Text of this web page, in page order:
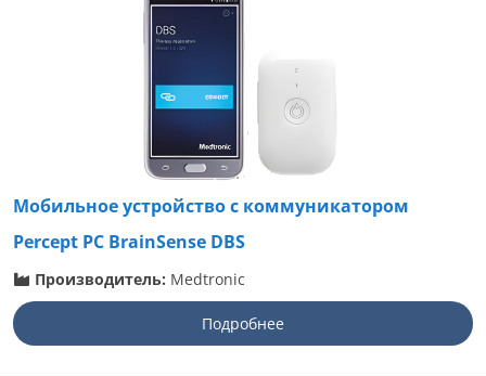
Мобильное устройство с коммуникатором
Percept PC BrainSense DBS
Производитель: Medtronic
Подробнее